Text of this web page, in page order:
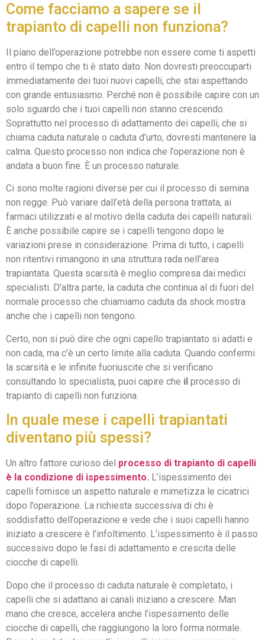
Come facciamo a sapere se il
trapianto di capelli non funziona?
Il piano dell’operazione potrebbe non essere come ti aspetti
entro il tempo che ti è stato dato. Non dovresti preoccuparti
immediatamente dei tuoi nuovi capelli, che stai aspettando
con grande entusiasmo. Perché non è possibile capire con un
solo sguardo che i tuoi capelli non stanno crescendo.
Soprattutto nel processo di adattamento dei capelli, che si
chiama caduta naturale o caduta d’urto, dovresti mantenere la
calma. Questo processo non indica che l’operazione non è
andata a buon fine. È un processo naturale.
Ci sono molte ragioni diverse per cui il processo di semina
non regge. Può variare dall’età della persona trattata, ai
farmaci utilizzati e al motivo della caduta dei capelli naturali.
È anche possibile capire se i capelli tengono dopo le
variazioni prese in considerazione. Prima di tutto, i capelli
non ritentivi rimangono in una struttura rada nell’area
trapiantata. Questa scarsità è meglio compresa dai medici
specialisti. D’altra parte, la caduta che continua al di fuori del
normale processo che chiamiamo caduta da shock mostra
anche che i capelli non tengono.
Certo, non si può dire che ogni capello trapiantato si adatti e
non cada, ma c’è un certo limite alla caduta. Quando confermi
la scarsità e le infinite fuoriuscite che si verificano
consultando lo specialista, puoi capire che il processo di
trapianto di capelli non funziona.
In quale mese i capelli trapiantati
diventano più spessi?
Un altro fattore curioso del processo di trapianto di capelli
è la condizione di ispessimento. L’ispessimento dei
capelli fornisce un aspetto naturale e mimetizza le cicatrici
dopo l’operazione. La richiesta successiva di chi è
soddisfatto dell’operazione e vede che i suoi capelli hanno
iniziato a crescere è l’infoltimento. L’ispessimento è il passo
successivo dopo le fasi di adattamento e crescita delle
ciocche di capelli.
Dopo che il processo di caduta naturale è completato, i
capelli che si adattano ai canali iniziano a crescere. Man
mano che cresce, accelera anche l’ispessimento delle
ciocche di capelli, che raggiungono la loro forma normale.